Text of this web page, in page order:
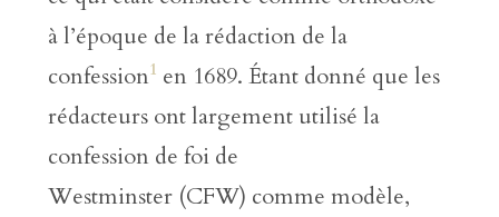
à l’époque de la rédaction de la
confession1 en 1689. Étant donné que les
rédacteurs ont largement utilisé la
confession de foi de
Westminster (CFW) comme modèle,